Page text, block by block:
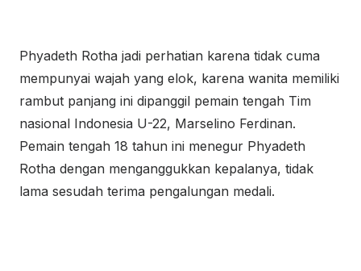
Phyadeth Rotha jadi perhatian karena tidak cuma
mempunyai wajah yang elok, karena wanita memiliki
rambut panjang ini dipanggil pemain tengah Tim
nasional Indonesia U-22, Marselino Ferdinan.
Pemain tengah 18 tahun ini menegur Phyadeth
Rotha dengan menganggukkan kepalanya, tidak
lama sesudah terima pengalungan medali.